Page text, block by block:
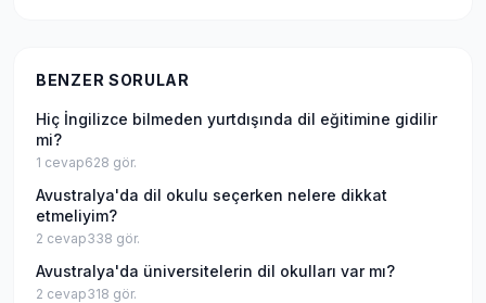
BENZER SORULAR
Hiç İngilizce bilmeden yurtdışında dil eğitimine gidilir
mi?
1 cevap628 gör.
Avustralya'da dil okulu seçerken nelere dikkat
etmeliyim?
2 cevap338 gör.
Avustralya'da üniversitelerin dil okulları var mı?
2 cevap318 gör.